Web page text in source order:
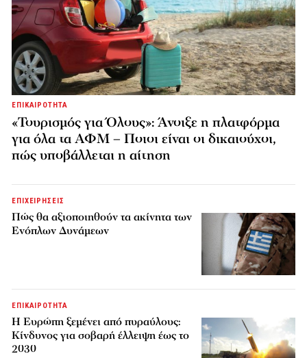
ΕΠΙΚΑΙΡΟΤΗΤΑ
«Τουρισμός για Όλους»: Άνοιξε η πλατφόρμα
για όλα τα ΑΦΜ – Ποιοι είναι οι δικαιούχοι,
πώς υποβάλλεται η αίτηση
ΕΠΙΧΕΙΡΗΣΕΙΣ
Πώς θα αξιοποιηθούν τα ακίνητα των
Ενόπλων Δυνάμεων
ΕΠΙΚΑΙΡΟΤΗΤΑ
H Ευρώπη ξεμένει από πυραύλους:
Κίνδυνος για σοβαρή έλλειψη έως το
2030